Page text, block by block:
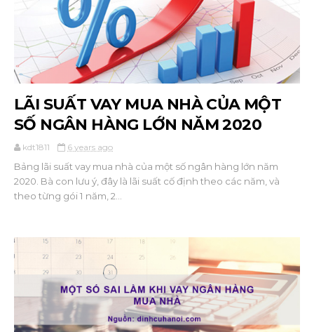
LÃI SUẤT VAY MUA NHÀ CỦA MỘT
SỐ NGÂN HÀNG LỚN NĂM 2020
kdt1811 6 years ago
Bảng lãi suất vay mua nhà của một số ngân hàng lớn năm
2020. Bà con lưu ý, đây là lãi suất cố định theo các năm, và
theo từng gói 1 năm, 2...